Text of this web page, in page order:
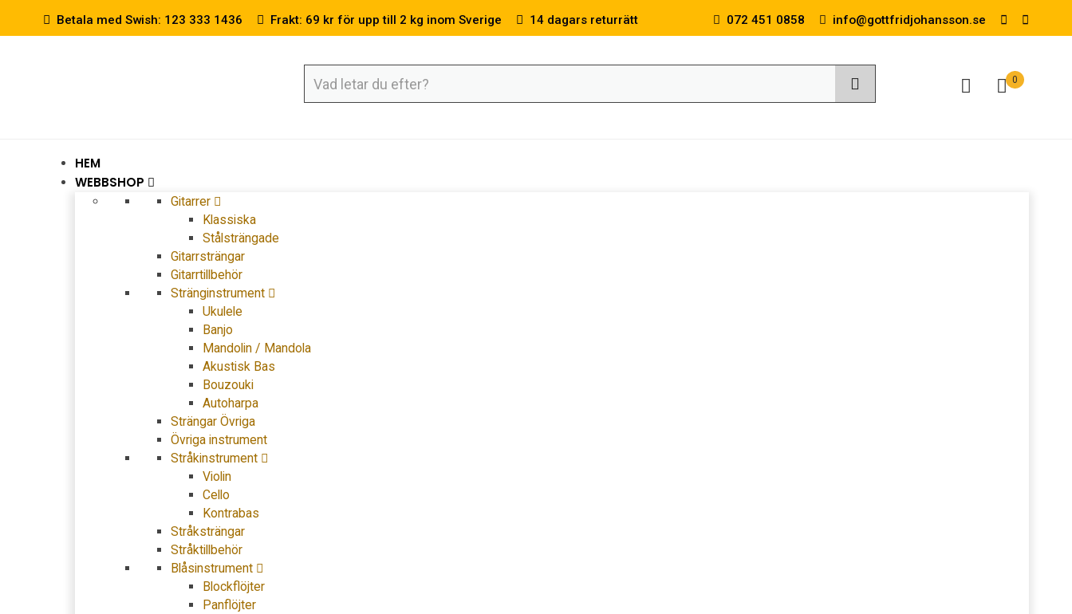
Betala med Swish: 123 333 1436 Frakt: 69 kr för upp till 2 kg inom Sverige 14 dagars returrätt 072 451 0858 info@gottfridjohansson.se
0
HEM
WEBBSHOP
Gitarrer
Klassiska
Stålsträngade
Gitarrsträngar
Gitarrtillbehör
Stränginstrument
Ukulele
Banjo
Mandolin / Mandola
Akustisk Bas
Bouzouki
Autoharpa
Strängar Övriga
Övriga instrument
Stråkinstrument
Violin
Cello
Kontrabas
Stråksträngar
Stråktillbehör
Blåsinstrument
Blockflöjter
Panflöjter